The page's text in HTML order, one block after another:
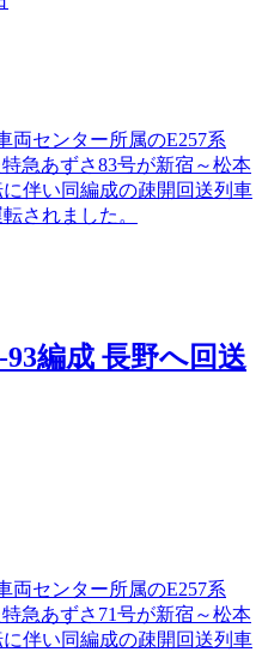
両センター所属のE257系
急あずさ83号が新宿～松本
伴い同編成の疎開回送列車
されました。
編成 長野へ回送
両センター所属のE257系
急あずさ71号が新宿～松本
伴い同編成の疎開回送列車